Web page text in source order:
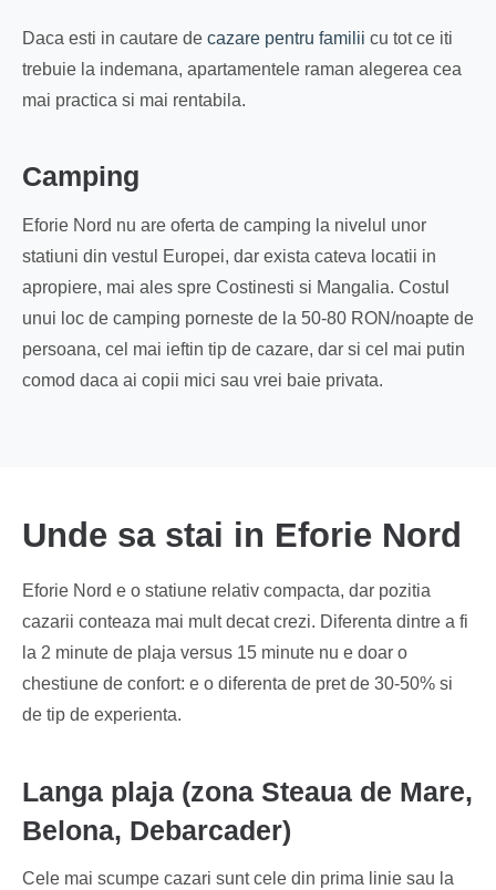
Daca esti in cautare de cazare pentru familii cu tot ce iti
trebuie la indemana, apartamentele raman alegerea cea
mai practica si mai rentabila.
Camping
Eforie Nord nu are oferta de camping la nivelul unor
statiuni din vestul Europei, dar exista cateva locatii in
apropiere, mai ales spre Costinesti si Mangalia. Costul
unui loc de camping porneste de la 50-80 RON/noapte de
persoana, cel mai ieftin tip de cazare, dar si cel mai putin
comod daca ai copii mici sau vrei baie privata.
Unde sa stai in Eforie Nord
Eforie Nord e o statiune relativ compacta, dar pozitia
cazarii conteaza mai mult decat crezi. Diferenta dintre a fi
la 2 minute de plaja versus 15 minute nu e doar o
chestiune de confort: e o diferenta de pret de 30-50% si
de tip de experienta.
Langa plaja (zona Steaua de Mare,
Belona, Debarcader)
Cele mai scumpe cazari sunt cele din prima linie sau la